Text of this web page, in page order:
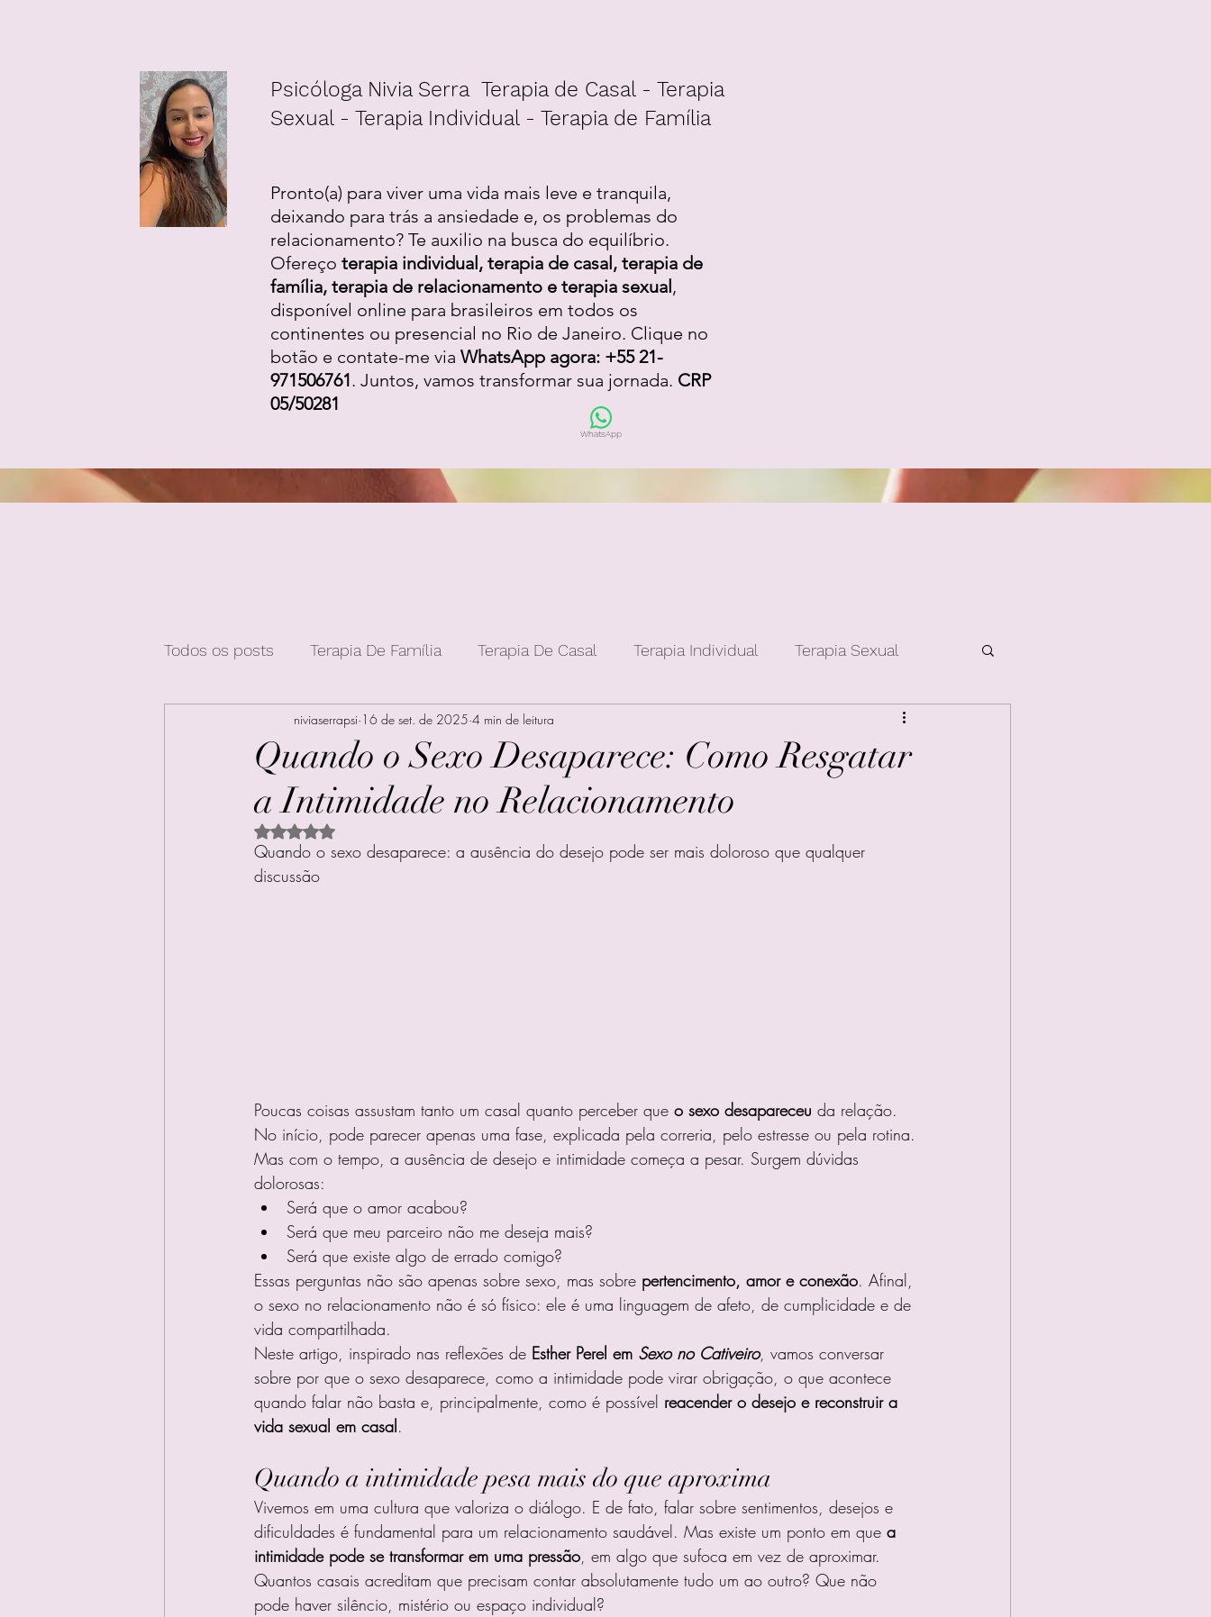
Psicóloga Nivia Serra Terapia de Casal - Terapia
Sexual - Terapia Individual - Terapia de Família
Pronto(a) para viver uma vida mais leve e tranquila,
deixando para trás a ansiedade e, os problemas do
relacionamento? Te auxilio na busca do equilíbrio.
Ofereço terapia individual, terapia de casal, terapia de
família, terapia de relacionamento e terapia sexual,
disponível online para brasileiros em todos os
continentes ou presencial no Rio de Janeiro. Clique no
botão e contate-me via WhatsApp agora: +55 21-
971506761. Juntos, vamos transformar sua jornada. CRP
05/50281
Todos os posts Terapia De Família Terapia De Casal Terapia Individual Terapia Sexual
Quando o Sexo Desaparece: Como Resgatar
a Intimidade no Relacionamento
niviaserrapsi 16 de set. de 2025 4 min de leitura
Avaliado com NaN de 5 estrelas.
Quando o sexo desaparece: a ausência do desejo pode ser mais doloroso que qualquer
discussão
Poucas coisas assustam tanto um casal quanto perceber que o sexo desapareceu da relação.
No início, pode parecer apenas uma fase, explicada pela correria, pelo estresse ou pela rotina.
Mas com o tempo, a ausência de desejo e intimidade começa a pesar. Surgem dúvidas
dolorosas:
Será que o amor acabou?
Será que meu parceiro não me deseja mais?
Será que existe algo de errado comigo?
Essas perguntas não são apenas sobre sexo, mas sobre pertencimento, amor e conexão. Afinal,
o sexo no relacionamento não é só físico: ele é uma linguagem de afeto, de cumplicidade e de
vida compartilhada.
Neste artigo, inspirado nas reflexões de Esther Perel em Sexo no Cativeiro, vamos conversar
sobre por que o sexo desaparece, como a intimidade pode virar obrigação, o que acontece
quando falar não basta e, principalmente, como é possível reacender o desejo e reconstruir a
vida sexual em casal.
Quando a intimidade pesa mais do que aproxima
Vivemos em uma cultura que valoriza o diálogo. E de fato, falar sobre sentimentos, desejos e
dificuldades é fundamental para um relacionamento saudável. Mas existe um ponto em que a
intimidade pode se transformar em uma pressão, em algo que sufoca em vez de aproximar.
Quantos casais acreditam que precisam contar absolutamente tudo um ao outro? Que não
pode haver silêncio, mistério ou espaço individual?
WhatsApp